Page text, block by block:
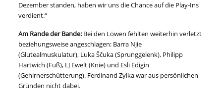
Dezember standen, haben wir uns die Chance auf die Play-Ins
verdient.“
Am Rande der Bande: Bei den Löwen fehlten weiterhin verletzt
beziehungsweise angeschlagen: Barra Njie
(Glutealmuskulatur), Luka Ščuka (Sprunggelenk), Philipp
Hartwich (Fuß), LJ Ewelt (Knie) und Esli Edigin
(Gehirnerschütterung). Ferdinand Zylka war aus persönlichen
Gründen nicht dabei.